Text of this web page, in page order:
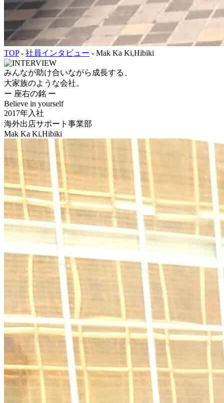
TOP- 社員インタビュー - Mak Ka Ki,Hibiki
みんなが助け合いながら成長する、
大家族のような会社。
ー 座右の銘 ー
Believe in yourself
2017年入社
海外出店サポート事業部
Mak Ka Ki,Hibiki